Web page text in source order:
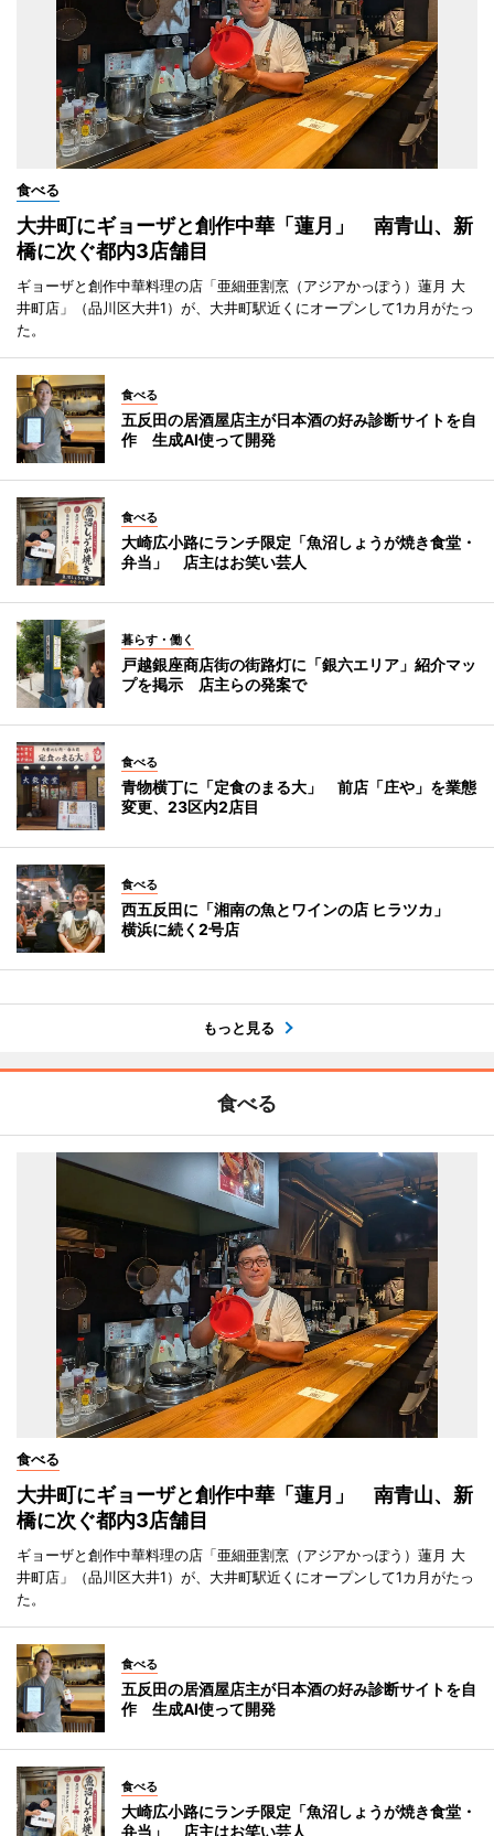
食べる
大井町にギョーザと創作中華「蓮月」 南青山、新
橋に次ぐ都内3店舗目
ギョーザと創作中華料理の店「亜細亜割烹（アジアかっぽう）蓮月 大
井町店」（品川区大井1）が、大井町駅近くにオープンして1カ月がたっ
た。
食べる
五反田の居酒屋店主が日本酒の好み診断サイトを自
作 生成AI使って開発
食べる
大崎広小路にランチ限定「魚沼しょうが焼き食堂・
弁当」 店主はお笑い芸人
暮らす・働く
戸越銀座商店街の街路灯に「銀六エリア」紹介マッ
プを掲示 店主らの発案で
食べる
青物横丁に「定食のまる大」 前店「庄や」を業態
変更、23区内2店目
食べる
西五反田に「湘南の魚とワインの店 ヒラツカ」
横浜に続く2号店
もっと見る
食べる
食べる
大井町にギョーザと創作中華「蓮月」 南青山、新
橋に次ぐ都内3店舗目
ギョーザと創作中華料理の店「亜細亜割烹（アジアかっぽう）蓮月 大
井町店」（品川区大井1）が、大井町駅近くにオープンして1カ月がたっ
た。
食べる
五反田の居酒屋店主が日本酒の好み診断サイトを自
作 生成AI使って開発
食べる
大崎広小路にランチ限定「魚沼しょうが焼き食堂・
弁当」 店主はお笑い芸人